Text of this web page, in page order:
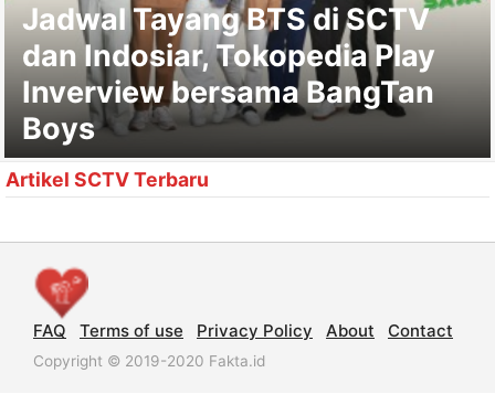
Jadwal Tayang BTS di SCTV
dan Indosiar, Tokopedia Play
Inverview bersama BangTan
Boys
Artikel SCTV Terbaru
FAQ Terms of use Privacy Policy About Contact
Copyright © 2019-2020 Fakta.id